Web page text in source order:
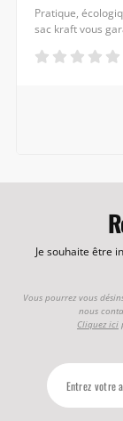
Pratique,
sac kraft vous
Je souhaite être
Vous pourrez vous
nous
Cliquez ici